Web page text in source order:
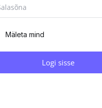
Mäleta mind